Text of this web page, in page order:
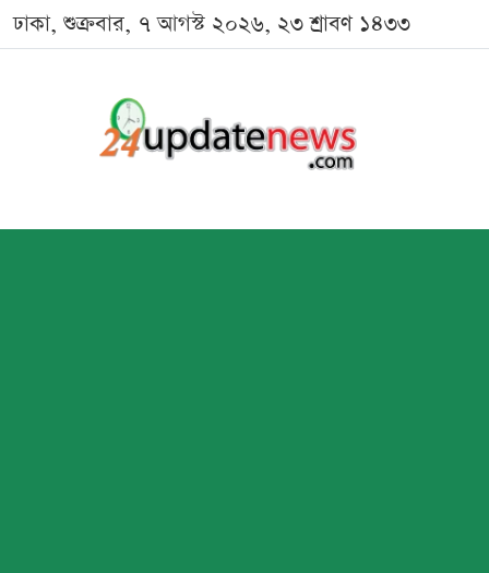
ঢাকা, শুক্রবার, ৭ আগস্ট ২০২৬, ২৩ শ্রাবণ ১৪৩৩